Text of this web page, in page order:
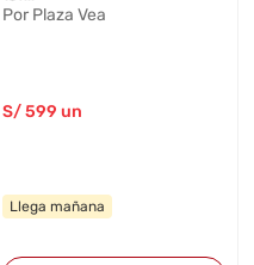
Por Plaza Vea
S/599 un
Llega mañana